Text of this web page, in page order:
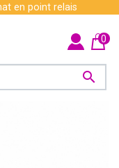
en point relais

0